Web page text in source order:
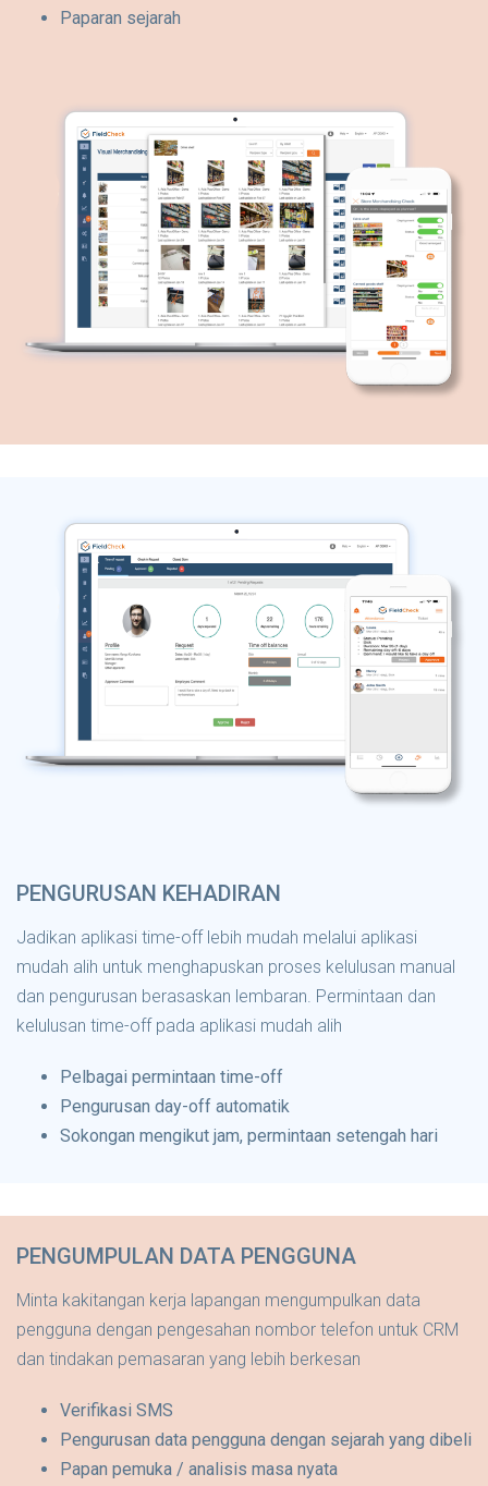
Paparan sejarah
PENGURUSAN KEHADIRAN
Jadikan aplikasi time-off lebih mudah melalui aplikasi
mudah alih untuk menghapuskan proses kelulusan manual
dan pengurusan berasaskan lembaran. Permintaan dan
kelulusan time-off pada aplikasi mudah alih
Pelbagai permintaan time-off
Pengurusan day-off automatik
Sokongan mengikut jam, permintaan setengah hari
PENGUMPULAN DATA PENGGUNA
Minta kakitangan kerja lapangan mengumpulkan data
pengguna dengan pengesahan nombor telefon untuk CRM
dan tindakan pemasaran yang lebih berkesan
Verifikasi SMS
Pengurusan data pengguna dengan sejarah yang dibeli
Papan pemuka / analisis masa nyata